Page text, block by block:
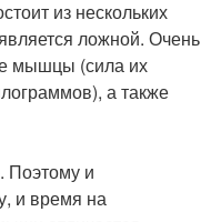
из нескольких
ложной. Очень
мышцы (сила их
а также
Поэтому и
и время на